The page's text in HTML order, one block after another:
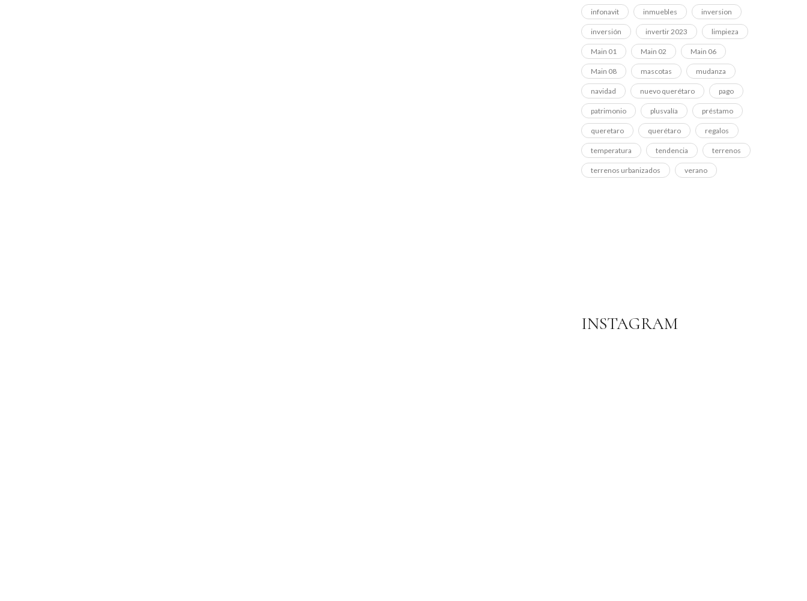
infonavit inmuebles inversion
inversión invertir 2023 limpieza
Main 01 Main 02 Main 06
Main 08 mascotas mudanza
navidad nuevo querétaro pago
patrimonio plusvalía préstamo
queretaro querétaro regalos
temperatura tendencia terrenos
terrenos urbanizados verano
INSTAGRAM